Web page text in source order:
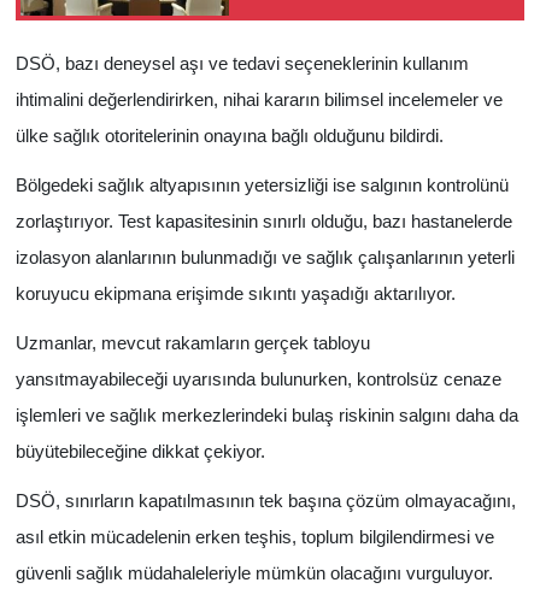
DSÖ, bazı deneysel aşı ve tedavi seçeneklerinin kullanım
ihtimalini değerlendirirken, nihai kararın bilimsel incelemeler ve
ülke sağlık otoritelerinin onayına bağlı olduğunu bildirdi.
Bölgedeki sağlık altyapısının yetersizliği ise salgının kontrolünü
zorlaştırıyor. Test kapasitesinin sınırlı olduğu, bazı hastanelerde
izolasyon alanlarının bulunmadığı ve sağlık çalışanlarının yeterli
koruyucu ekipmana erişimde sıkıntı yaşadığı aktarılıyor.
Uzmanlar, mevcut rakamların gerçek tabloyu
yansıtmayabileceği uyarısında bulunurken, kontrolsüz cenaze
işlemleri ve sağlık merkezlerindeki bulaş riskinin salgını daha da
büyütebileceğine dikkat çekiyor.
DSÖ, sınırların kapatılmasının tek başına çözüm olmayacağını,
asıl etkin mücadelenin erken teşhis, toplum bilgilendirmesi ve
güvenli sağlık müdahaleleriyle mümkün olacağını vurguluyor.